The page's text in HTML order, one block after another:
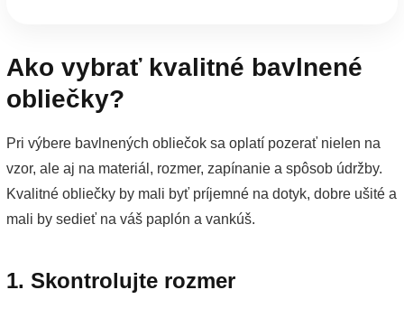
Ako vybrať kvalitné bavlnené
obliečky?
Pri výbere bavlnených obliečok sa oplatí pozerať nielen na
vzor, ale aj na materiál, rozmer, zapínanie a spôsob údržby.
Kvalitné obliečky by mali byť príjemné na dotyk, dobre ušité a
mali by sedieť na váš paplón a vankúš.
1. Skontrolujte rozmer